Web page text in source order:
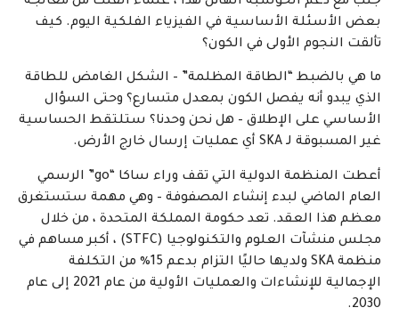
بعض الأسئلة الأساسية في الفيزياء الفلكية اليوم. كيف
تألقت النجوم الأولى في الكون؟
ما هي بالضبط “الطاقة المظلمة” – الشكل الغامض للطاقة
الذي يبدو أنه يفصل الكون بمعدل متسارع؟ وحتى السؤال
الأساسي على الإطلاق – هل نحن وحدنا؟ ستلتقط الحساسية
غير المسبوقة لـ SKA أي عمليات إرسال خارج الأرض.
أعطت المنظمة الدولية التي تقف وراء ساكا “go” الرسمي
العام الماضي لبدء إنشاء المصفوفة – وهي مهمة ستستغرق
معظم هذا العقد. تعد حكومة المملكة المتحدة ، من خلال
مجلس منشآت العلوم والتكنولوجيا (STFC) ، أكبر مساهم في
منظمة SKA ولديها حاليًا التزام بدعم 15٪ من التكلفة
الإجمالية للإنشاءات والعمليات الأولية من عام 2021 إلى عام
2030.